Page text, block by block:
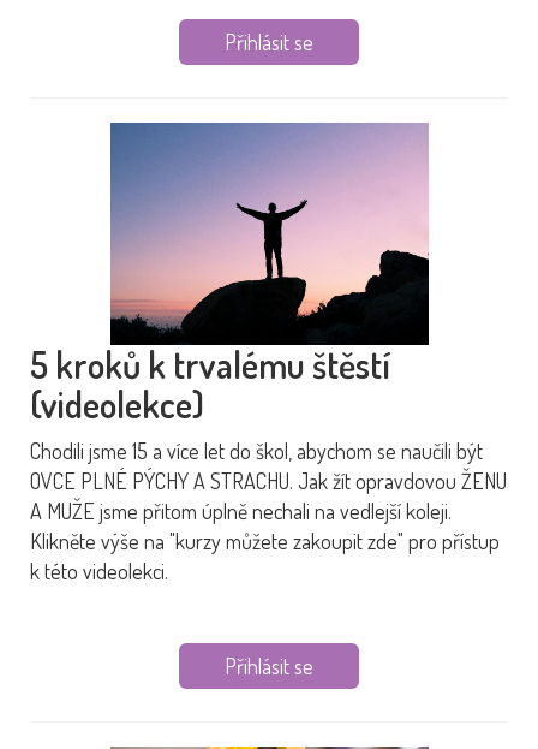
Přihlásit se
5 kroků k trvalému štěstí
(videolekce)
Chodili jsme 15 a více let do škol, abychom se naučili být
OVCE PLNÉ PÝCHY A STRACHU. Jak žít opravdovou ŽENU
A MUŽE jsme přitom úplně nechali na vedlejší koleji.
Klikněte výše na "kurzy můžete zakoupit zde" pro přístup
k této videolekci.
Přihlásit se